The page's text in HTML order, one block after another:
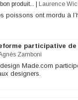
produit... Laurence
poissons ont mordu à
participative
Zamboni
Made.com
designers.